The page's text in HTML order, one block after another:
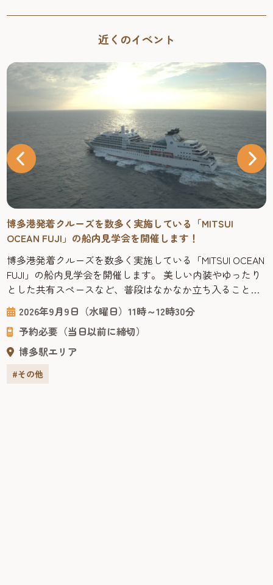
近くのイベント
博多港発着クルーズを数多く実施している「MITSUI
OCEAN FUJI」の船内見学会を開催します！
博多港発着クルーズを数多く実施している「MITSUI OCEAN
FUJI」の船内見学会を開催します。 美しい内装やゆったり
とした共有スペースなど、普段はなかなか立ち入ることの
できない船内を見学しながら、海の上で過ごす優雅な旅の
雰囲気やクルーズ船ならではの魅力を間近で体感できる貴
重な機会です。 申込1回につき、2名まで申し込みできます
ので、ご家族の方等も一緒にご応募できます。 是非この機
2026年9月9日（水曜日）11時～12時30分
予約必要（当日以前に締切）
博多駅エリア
#その他